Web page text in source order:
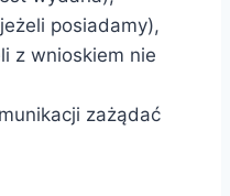
posiadamy),
z wnioskiem nie
zażądać